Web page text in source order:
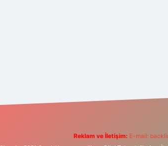
Reklam ve İletişim: E-mail: